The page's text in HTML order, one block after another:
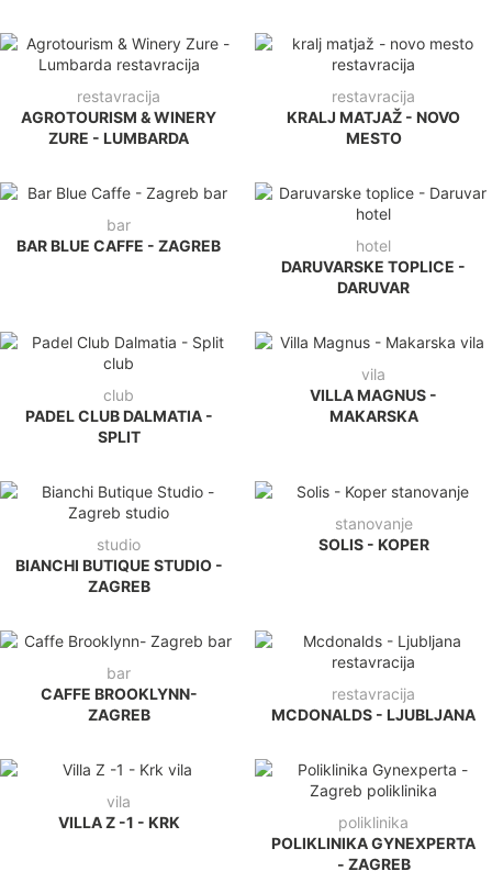
restavracija
AGROTOURISM & WINERY
ZURE - LUMBARDA
restavracija
KRALJ MATJAŽ - NOVO
MESTO
bar
BAR BLUE CAFFE - ZAGREB
hotel
DARUVARSKE TOPLICE -
DARUVAR
club
PADEL CLUB DALMATIA -
SPLIT
vila
VILLA MAGNUS -
MAKARSKA
studio
BIANCHI BUTIQUE STUDIO -
ZAGREB
stanovanje
SOLIS - KOPER
bar
CAFFE BROOKLYNN-
ZAGREB
restavracija
MCDONALDS - LJUBLJANA
vila
VILLA Z -1 - KRK
poliklinika
POLIKLINIKA GYNEXPERTA
- ZAGREB